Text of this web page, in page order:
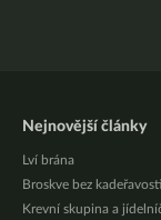
Nejnovější články
Lví brána
Broskve bez
Krevní skupina a